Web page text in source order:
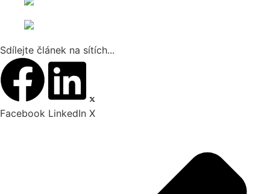
Sdílejte článek na sítích...
Facebook LinkedIn X